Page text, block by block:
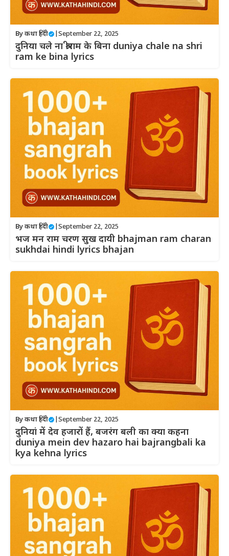
Byकथा हिंदी September 22, 2025
दुनिया चले ना श्रीराम के बिना duniya chale na shri
ram ke bina lyrics
Byकथा हिंदी September 22, 2025
भज मन राम चरण सुख दायी bhajman ram charan
sukhdai hindi lyrics bhajan
Byकथा हिंदी September 22, 2025
दुनियां में देव हजारों हैं, बजरंग बली का क्या कहना
duniya mein dev hazaro hai bajrangbali ka
kya kehna lyrics